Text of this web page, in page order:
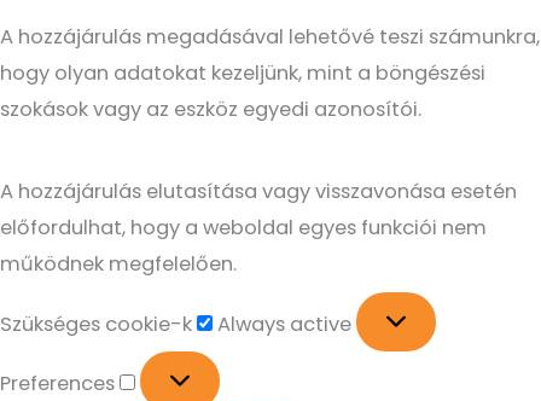
A hozzájárulás megadásával lehetővé teszi számunkra,
hogy olyan adatokat kezeljünk, mint a böngészési
szokások vagy az eszköz egyedi azonosítói.
A hozzájárulás elutasítása vagy visszavonása esetén
előfordulhat, hogy a weboldal egyes funkciói nem
működnek megfelelően.
Szükséges cookie-k Always active
Preferences